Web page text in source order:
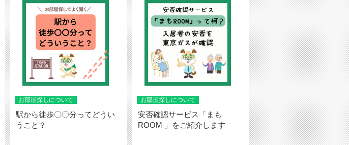
お部屋探しについて
駅から徒歩〇〇分ってどうい
うこと？
お部屋探しについて
安否確認サービス「まも
ROOM 」をご紹介します